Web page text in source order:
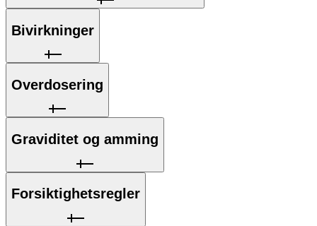
Bivirkninger
Overdosering
Graviditet og amming
Forsiktighetsregler